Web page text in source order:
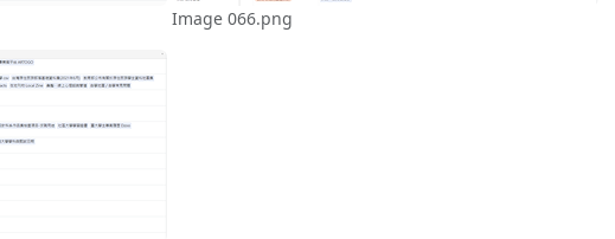
Image 066.png